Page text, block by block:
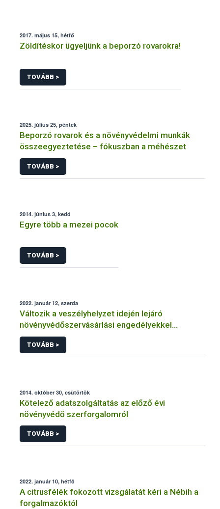
2017. május 15, hétfő
Zöldítéskor ügyeljünk a beporzó rovarokra!
TOVÁBB >
2025. július 25, péntek
Beporzó rovarok és a növényvédelmi munkák
összeegyeztetése – fókuszban a méhészet
TOVÁBB >
2014. június 3, kedd
Egyre több a mezei pocok
TOVÁBB >
2022. január 12, szerda
Változik a veszélyhelyzet idején lejáró
növényvédőszervásárlási engedélyekkel
kapcsolatos szabályozás
TOVÁBB >
2014. október 30, csütörtök
Kötelező adatszolgáltatás az előző évi
növényvédő szerforgalomról
TOVÁBB >
2022. január 10, hétfő
A citrusfélék fokozott vizsgálatát kéri a Nébih a
forgalmazóktól